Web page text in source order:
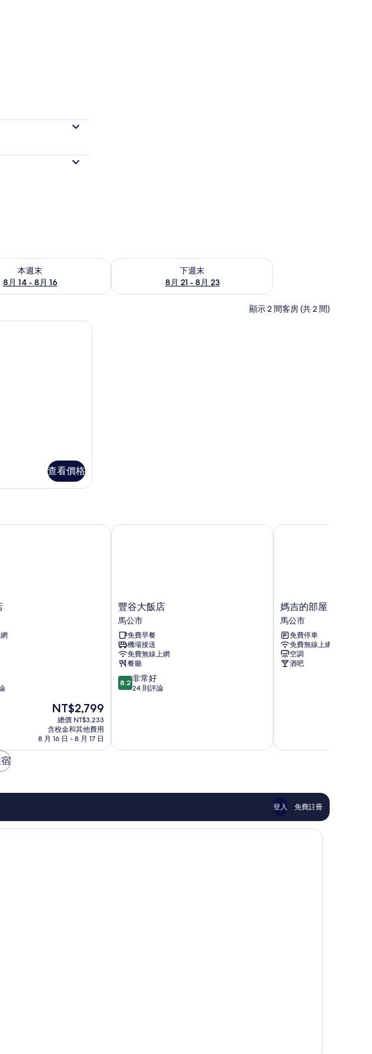
本週末
8月 14 - 8月 16
月 14 - 8月 16) 的供應情況
下週末
8月 21 - 8月 23
查看下週末 (8月 21 - 8月 23) 的供應情況
顯示 2 間客房 (共 2 間)
床房, 多張床 | 書桌、遮光布/窗簾、隔音、免費無線上網
查看價格
現
在
價
格
為
NT$2,799
總價 NT$3,233
含稅金和其他費用
8 月 16 日 - 8 月 17 日
豐
谷
大
飯
店
馬
公
市
豐谷大飯店
馬公市
免費早餐
機場接送
免費無線上網
餐廳
8.2
分，
常
評
8.2 非常好
24 則評論
豐谷大飯店
媽
吉
的
部
屋
馬
公
媽吉的部屋
馬公市
免費停車
免費無線上網
空調
酒吧
媽吉的部屋
登入 免費註冊